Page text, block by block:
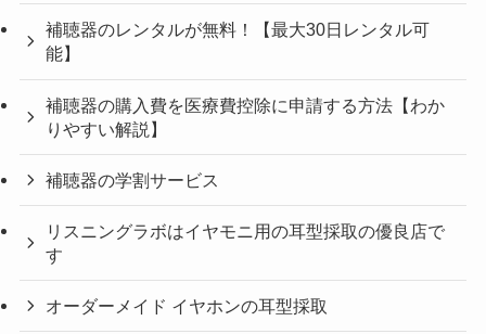
補聴器のレンタルが無料！【最大30日レンタル可
能】
補聴器の購入費を医療費控除に申請する方法【わか
りやすい解説】
補聴器の学割サービス
リスニングラボはイヤモニ用の耳型採取の優良店で
す
オーダーメイド イヤホンの耳型採取